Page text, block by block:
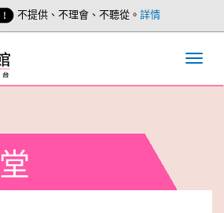
不提供、不理會、不聽從。 詳情